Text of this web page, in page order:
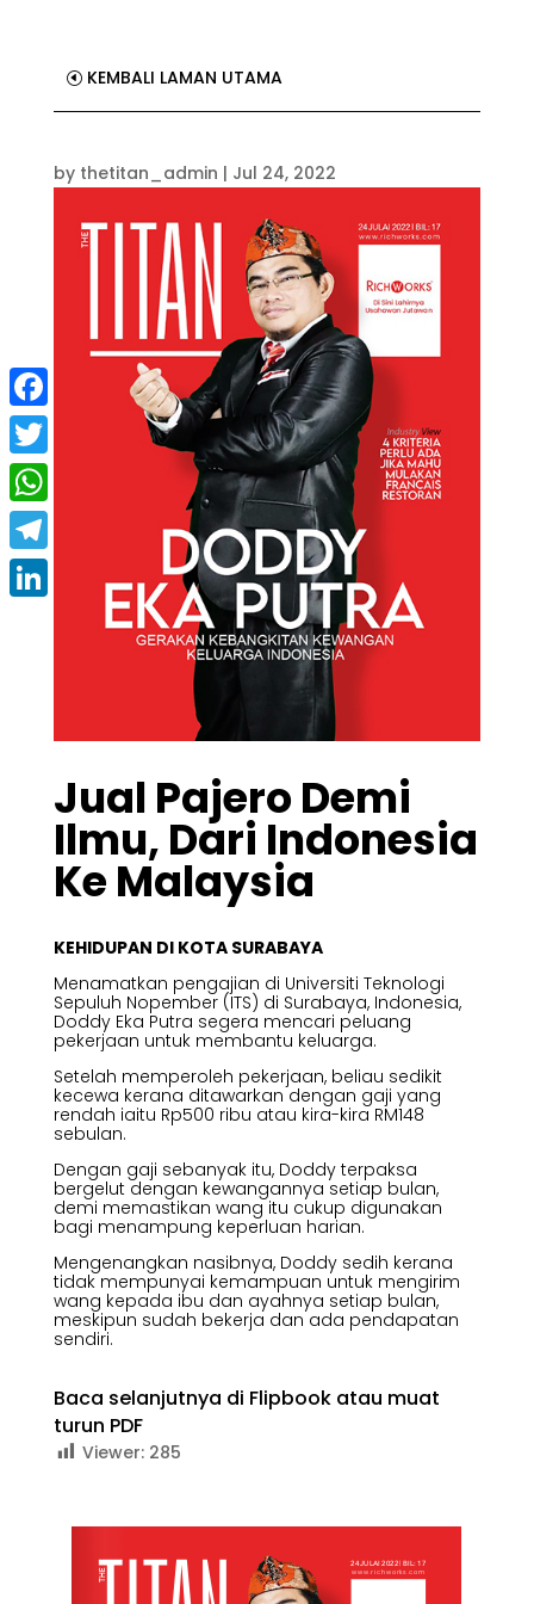
KEMBALI LAMAN UTAMA
by thetitan_admin | Jul 24, 2022
Jual Pajero Demi
Ilmu, Dari Indonesia
Ke Malaysia
KEHIDUPAN DI KOTA SURABAYA
Menamatkan pengajian di Universiti Teknologi
Sepuluh Nopember (ITS) di Surabaya, Indonesia,
Doddy Eka Putra segera mencari peluang
pekerjaan untuk membantu keluarga.
Setelah memperoleh pekerjaan, beliau sedikit
kecewa kerana ditawarkan dengan gaji yang
rendah iaitu Rp500 ribu atau kira-kira RM148
sebulan.
Dengan gaji sebanyak itu, Doddy terpaksa
bergelut dengan kewangannya setiap bulan,
demi memastikan wang itu cukup digunakan
bagi menampung keperluan harian.
Mengenangkan nasibnya, Doddy sedih kerana
tidak mempunyai kemampuan untuk mengirim
wang kepada ibu dan ayahnya setiap bulan,
meskipun sudah bekerja dan ada pendapatan
sendiri.
Baca selanjutnya di Flipbook atau muat
turun PDF
Viewer: 285
Facebook
Twitter
WhatsApp
Telegram